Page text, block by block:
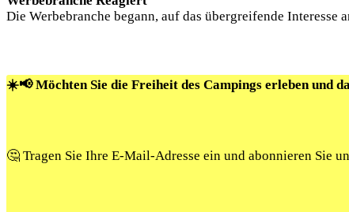
Die Werbebranche begann, auf das übergreifende
☀️📢 Möchten Sie die Freiheit des Campings erleben und
🤔 Tragen Sie Ihre E-Mail-Adresse ein und abonnieren Sie